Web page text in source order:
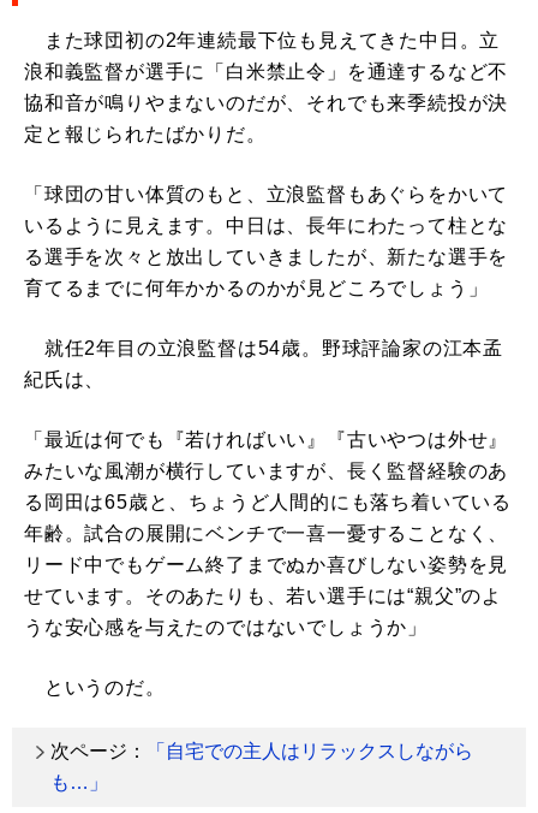
また球団初の2年連続最下位も見えてきた中日。立
浪和義監督が選手に「白米禁止令」を通達するなど不
協和音が鳴りやまないのだが、それでも来季続投が決
定と報じられたばかりだ。
「球団の甘い体質のもと、立浪監督もあぐらをかいて
いるように見えます。中日は、長年にわたって柱とな
る選手を次々と放出していきましたが、新たな選手を
育てるまでに何年かかるのかが見どころでしょう」
就任2年目の立浪監督は54歳。野球評論家の江本孟
紀氏は、
「最近は何でも『若ければいい』『古いやつは外せ』
みたいな風潮が横行していますが、長く監督経験のあ
る岡田は65歳と、ちょうど人間的にも落ち着いている
年齢。試合の展開にベンチで一喜一憂することなく、
リード中でもゲーム終了までぬか喜びしない姿勢を見
せています。そのあたりも、若い選手には“親父”のよ
うな安心感を与えたのではないでしょうか」
というのだ。
次ページ：
「自宅での主人はリラックスしながら
も…」